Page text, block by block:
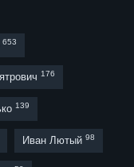
653
176
139
Иван Лютый 98